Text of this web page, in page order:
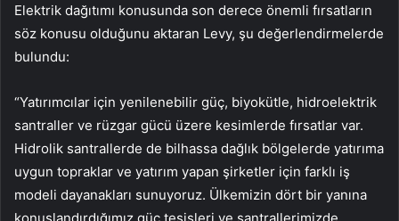
Elektrik dağıtımı konusunda son derece önemli fırsatların
söz konusu olduğunu aktaran Levy, şu değerlendirmelerde
bulundu:
“Yatırımcılar için yenilenebilir güç, biyokütle, hidroelektrik
santraller ve rüzgar gücü üzere kesimlerde fırsatlar var.
Hidrolik santrallerde de bilhassa dağlık bölgelerde yatırıma
uygun topraklar ve yatırım yapan şirketler için farklı iş
modeli dayanakları sunuyoruz. Ülkemizin dört bir yanına
konuşlandırdığımız güç tesisleri ve santrallerimizde,